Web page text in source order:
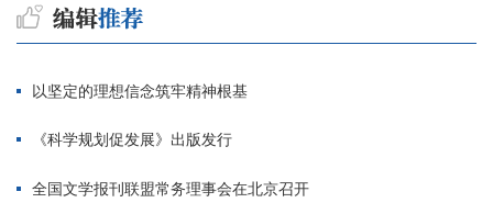
以坚定的理想信念筑牢精神根基
《科学规划促发展》出版发行
全国文学报刊联盟常务理事会在北京召开